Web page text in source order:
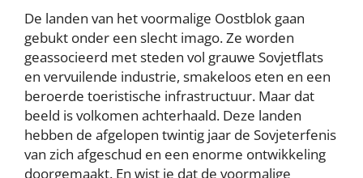
De landen van het voormalige Oostblok gaan
gebukt onder een slecht imago. Ze worden
geassocieerd met steden vol grauwe Sovjetflats
en vervuilende industrie, smakeloos eten en een
beroerde toeristische infrastructuur. Maar dat
beeld is volkomen achterhaald. Deze landen
hebben de afgelopen twintig jaar de Sovjeterfenis
van zich afgeschud en een enorme ontwikkeling
doorgemaakt. En wist je dat de voormalige